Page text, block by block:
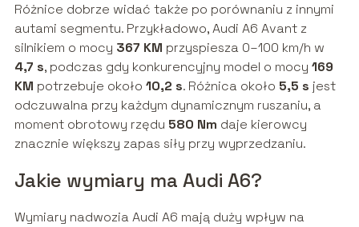
Różnice dobrze widać także po porównaniu z innymi
autami segmentu. Przykładowo, Audi A6 Avant z
silnikiem o mocy 367 KM przyspiesza 0–100 km/h w
4,7 s, podczas gdy konkurencyjny model o mocy 169
KM potrzebuje około 10,2 s. Różnica około 5,5 s jest
odczuwalna przy każdym dynamicznym ruszaniu, a
moment obrotowy rzędu 580 Nm daje kierowcy
znacznie większy zapas siły przy wyprzedzaniu.
Jakie wymiary ma Audi A6?
Wymiary nadwozia Audi A6 mają duży wpływ na